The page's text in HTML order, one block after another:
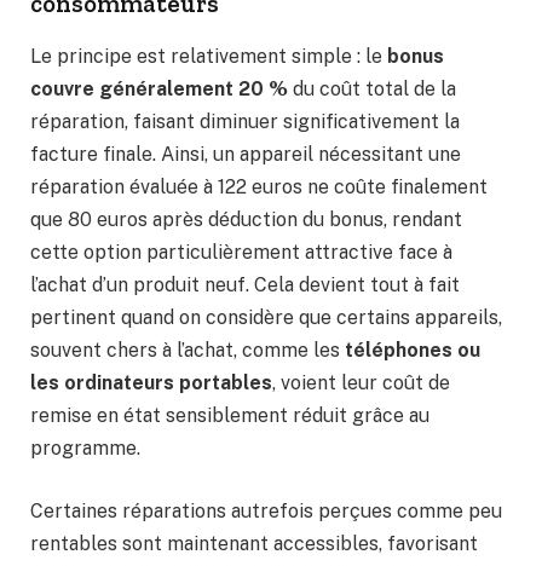
Le principe est relativement simple : le bonus
couvre généralement 20 % du coût total de la
réparation, faisant diminuer significativement la
facture finale. Ainsi, un appareil nécessitant une
réparation évaluée à 122 euros ne coûte finalement
que 80 euros après déduction du bonus, rendant
cette option particulièrement attractive face à
l’achat d’un produit neuf. Cela devient tout à fait
pertinent quand on considère que certains appareils,
souvent chers à l’achat, comme les téléphones ou
les ordinateurs portables, voient leur coût de
remise en état sensiblement réduit grâce au
programme.
Certaines réparations autrefois perçues comme peu
rentables sont maintenant accessibles, favorisant